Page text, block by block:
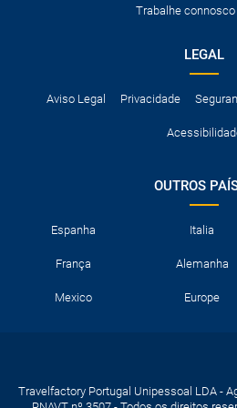
Trabalhe connosco
LEGAL
Aviso Legal Privacidade
OUTROS
Espanha Italia
França Alemanha
Mexico Europe
Travelfactory Portugal Unipessoal LDA -